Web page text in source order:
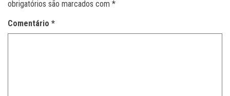
obrigatórios são marcados com *
Comentário *